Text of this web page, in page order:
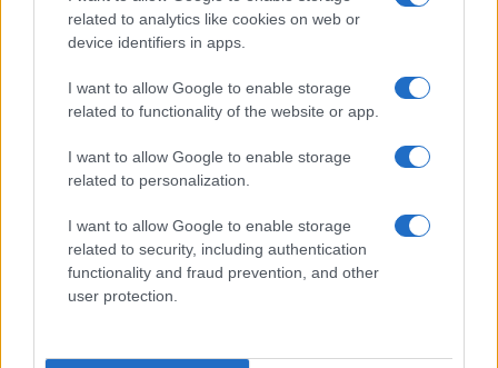
related to analytics like cookies on web or
device identifiers in apps.
I want to allow Google to enable storage
related to functionality of the website or app.
I want to allow Google to enable storage
related to personalization.
I want to allow Google to enable storage
related to security, including authentication
functionality and fraud prevention, and other
user protection.
alya dogajanje
občinski praznik
šank rock
zabava
bepop